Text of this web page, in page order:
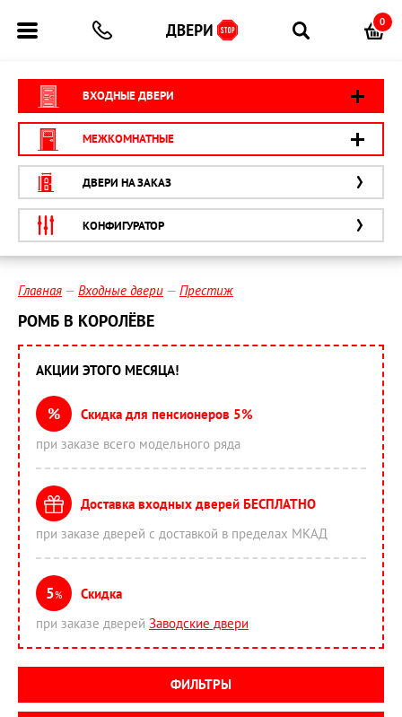
0
ВХОДНЫЕ ДВЕРИ
МЕЖКОМНАТНЫЕ
ДВЕРИ НА ЗАКАЗ
КОНФИГУРАТОР
Главная Входные двери Престиж
РОМБ В КОРОЛЁВЕ
АКЦИИ ЭТОГО МЕСЯЦА!
%
Скидка для пенсионеров 5%
при заказе всего модельного ряда
Доставка входных дверей БЕСПЛАТНО
при заказе дверей с доставкой в пределах МКАД
5%
Скидка
при заказе дверей Заводские двери
ФИЛЬТРЫ